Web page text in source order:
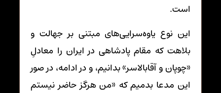
است.
این نوع یاوه‌سرایی‌های مبتنی بر جهالت و
بلاهت که مقام پادشاهی در ایران را معادلِ
«چوپان و آقابالاسر» بدانیم، و در ادامه، در صور
این مدعا بدمیم که «من هرگز حاضر نیستم